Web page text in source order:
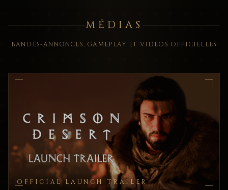
MÉDIAS
BANDES-ANNONCES, GAMEPLAY ET VIDÉOS OFFICIELLES
OFFICIAL LAUNCH TRAILER